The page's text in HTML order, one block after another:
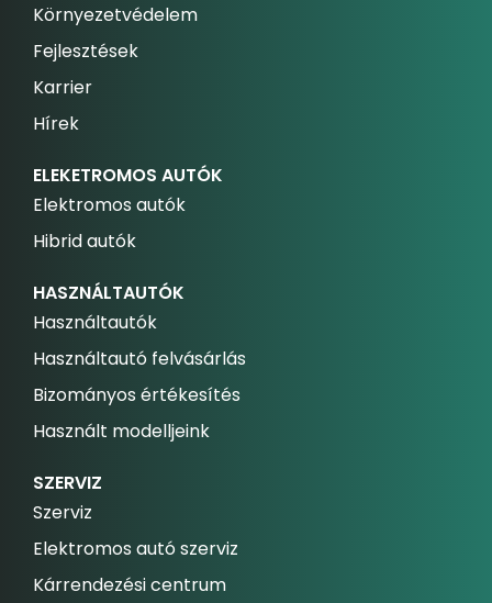
Környezetvédelem
Fejlesztések
Karrier
Hírek
ELEKETROMOS AUTÓK
Elektromos autók
Hibrid autók
HASZNÁLTAUTÓK
Használtautók
Használtautó felvásárlás
Bizományos értékesítés
Használt modelljeink
SZERVIZ
Szerviz
Elektromos autó szerviz
Kárrendezési centrum